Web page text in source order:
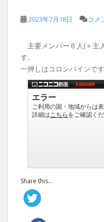
2023年7月18日 コメ
主要メンバー６人(＋主
す。
一押しはコロンバインです
Share this...